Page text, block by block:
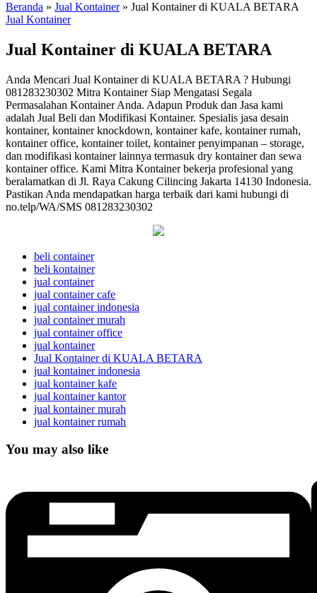
Beranda » Jual Kontainer » Jual Kontainer di KUALA BETARA
Jual Kontainer
Jual Kontainer di KUALA BETARA
Anda Mencari Jual Kontainer di KUALA BETARA ? Hubungi
081283230302 Mitra Kontainer Siap Mengatasi Segala
Permasalahan Kontainer Anda. Adapun Produk dan Jasa kami
adalah Jual Beli dan Modifikasi Kontainer. Spesialis jasa desain
kontainer, kontainer knockdown, kontainer kafe, kontainer rumah,
kontainer office, kontainer toilet, kontainer penyimpanan – storage,
dan modifikasi kontainer lainnya termasuk dry kontainer dan sewa
kontainer office. Kami Mitra Kontainer bekerja profesional yang
beralamatkan di Jl. Raya Cakung Cilincing Jakarta 14130 Indonesia.
Pastikan Anda mendapatkan harga terbaik dari kami hubungi di
no.telp/WA/SMS 081283230302
beli container
beli kontainer
jual container
jual container cafe
jual container indonesia
jual container murah
jual container office
jual kontainer
Jual Kontainer di KUALA BETARA
jual kontainer indonesia
jual kontainer kafe
jual kontainer kantor
jual kontainer murah
jual kontainer rumah
You may also like